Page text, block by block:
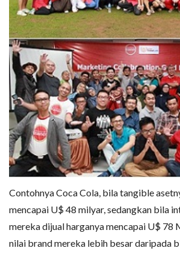
Contohnya Coca Cola, bila tangible
mencapai U$ 48 milyar, sedangkan bila
mereka dijual harganya mencapai U$ 78
nilai brand mereka lebih besar daripada